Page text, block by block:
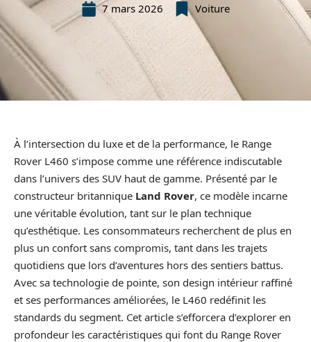
7 mars 2026 Voiture
À l’intersection du luxe et de la performance, le Range
Rover L460 s’impose comme une référence indiscutable
dans l’univers des SUV haut de gamme. Présenté par le
constructeur britannique Land Rover, ce modèle incarne
une véritable évolution, tant sur le plan technique
qu’esthétique. Les consommateurs recherchent de plus en
plus un confort sans compromis, tant dans les trajets
quotidiens que lors d’aventures hors des sentiers battus.
Avec sa technologie de pointe, son design intérieur raffiné
et ses performances améliorées, le L460 redéfinit les
standards du segment. Cet article s’efforcera d’explorer en
profondeur les caractéristiques qui font du Range Rover